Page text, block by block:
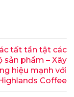
tất tần tật các
sản phẩm – Xây
hiệu mạnh với
Coffee